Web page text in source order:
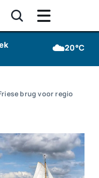
Toggle
Navigatie
Kunst & Cultuur
☁️20°C
brug voor regio